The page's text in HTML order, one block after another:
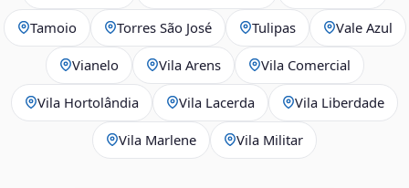
Tamoio Torres São José Tulipas Vale Azul
Vianelo Vila Arens Vila Comercial
Vila Hortolândia Vila Lacerda Vila Liberdade
Vila Marlene Vila Militar